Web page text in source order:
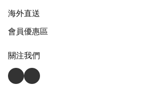
海外直送
會員優惠區
關注我們